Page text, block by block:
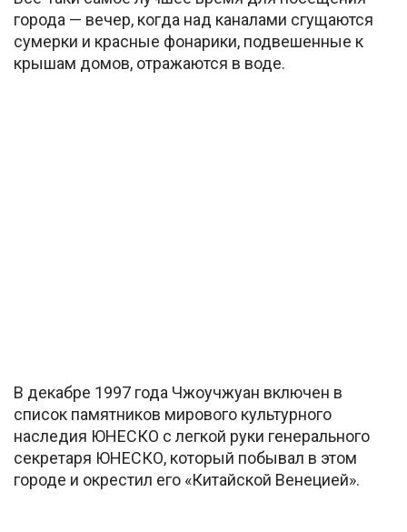
города — вечер, когда над каналами сгущаются
сумерки и красные фонарики, подвешенные к
крышам домов, отражаются в воде.
В декабре 1997 года Чжоучжуан включен в
список памятников мирового культурного
наследия ЮНЕСКО с легкой руки генерального
секретаря ЮНЕСКО, который побывал в этом
городе и окрестил его «Китайской Венецией».